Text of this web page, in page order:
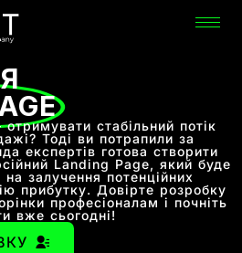
стабільний потік
Тоді ви потрапили за
експертів готова створити
Landing Page, який буде
залучення потенційних
прибутку. Довірте розробку
професіоналам і почніть
вже сьогодні!